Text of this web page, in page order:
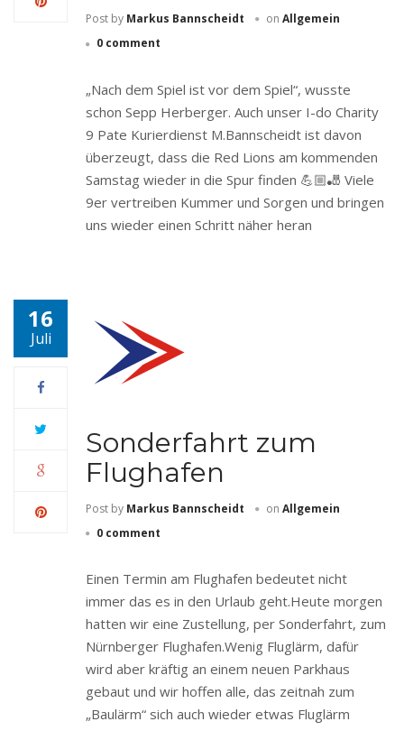
Post by Markus Bannscheidt on Allgemein
0 comment
„Nach dem Spiel ist vor dem Spiel“, wusste
schon Sepp Herberger. Auch unser I-do Charity
9 Pate Kurierdienst M.Bannscheidt ist davon
überzeugt, dass die Red Lions am kommenden
Samstag wieder in die Spur finden 💪🏼🎳 Viele
9er vertreiben Kummer und Sorgen und bringen
uns wieder einen Schritt näher heran
16
Juli
Sonderfahrt zum
Flughafen
Post by Markus Bannscheidt on Allgemein
0 comment
Einen Termin am Flughafen bedeutet nicht
immer das es in den Urlaub geht.Heute morgen
hatten wir eine Zustellung, per Sonderfahrt, zum
Nürnberger Flughafen.Wenig Fluglärm, dafür
wird aber kräftig an einem neuen Parkhaus
gebaut und wir hoffen alle, das zeitnah zum
„Baulärm“ sich auch wieder etwas Fluglärm